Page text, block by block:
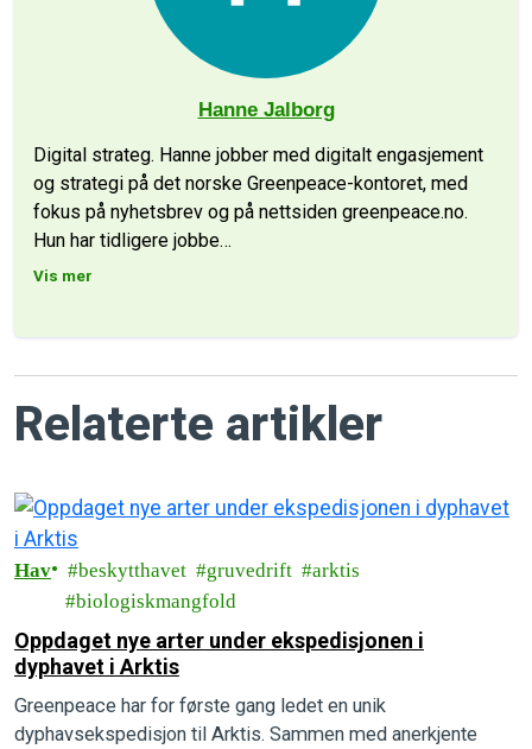
Hanne Jalborg
Digital strateg. Hanne jobber med digitalt engasjement
og strategi på det norske Greenpeace-kontoret, med
fokus på nyhetsbrev og på nettsiden greenpeace.no.
Hun har tidligere jobbe…
Vis mer
Relaterte artikler
Hav beskytthavet gruvedrift
arktis
biologiskmangfold
Oppdaget nye arter under ekspedisjonen i
dyphavet i Arktis
Greenpeace har for første gang ledet en unik
dyphavsekspedisjon til Arktis. Sammen med anerkjente